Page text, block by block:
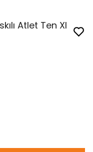
Atlet Ten Xl